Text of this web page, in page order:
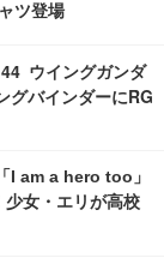
ツ登場
ウイングガンダ
グバインダーにRG
I am a hero too」
女・エリが高校